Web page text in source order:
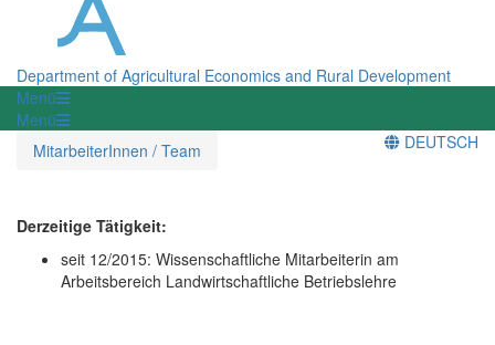
Department of Agricultural Economics and Rural Development
Menü
Menü
MitarbeiterInnen / Team
DEUTSCH
Derzeitige Tätigkeit:
seit 12/2015: Wissenschaftliche Mitarbeiterin am
Arbeitsbereich Landwirtschaftliche Betriebslehre